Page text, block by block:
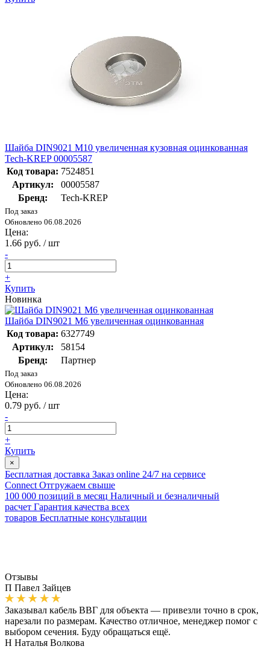
Шайба DIN9021 М10 увеличенная кузовная оцинкованная
Tech-KREP 00005587
Код товара: 7524851
Артикул:
00005587
Бренд:
Tech-KREP
Под заказ
Обновлено 06.08.2026
Цена:
1.66 руб. / шт
-
+
Купить
Новинка
Шайба DIN9021 М6 увеличенная оцинкованная
Код товара: 6327749
Артикул:
58154
Бренд:
Партнер
Под заказ
Обновлено 06.08.2026
Цена:
0.79 руб. / шт
-
+
Купить
×
Бесплатная доставка Заказ online 24/7 на сервисе
Connect Отгружаем свыше
100 000 позиций в месяц Наличный и безналичный
расчет Гарантия качества всех
товаров Бесплатные консультации
Отзывы
П Павел Зайцев
Заказывал кабель ВВГ для объекта — привезли точно в срок,
нарезали по размерам. Качество отличное, менеджер помог с
выбором сечения. Буду обращаться ещё.
Н Наталья Волкова